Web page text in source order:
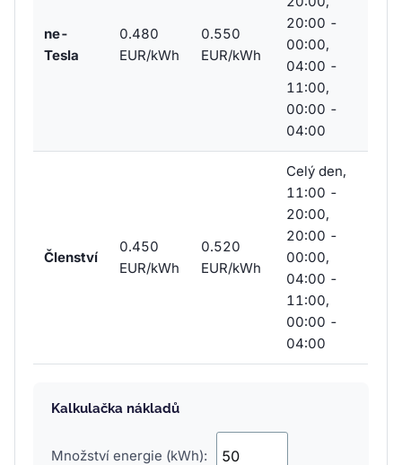
ne-
Tesla
0.480
EUR/kWh
0.550
EUR/kWh
20:00 -
00:00,
04:00 -
11:00,
00:00 -
04:00
Členství
0.450
EUR/kWh
0.520
EUR/kWh
Celý den,
11:00 -
20:00,
20:00 -
00:00,
04:00 -
11:00,
00:00 -
04:00
Kalkulačka nákladů
Množství energie (kWh):